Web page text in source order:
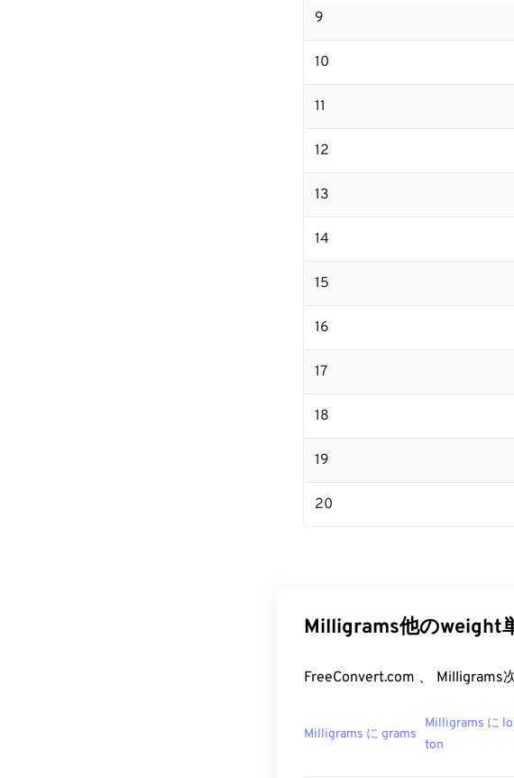
9
10
11
12
13
14
15
16
17
18
19
20
Milligrams他のweight
FreeConvert.com 、 Milligrams
Milligrams に grams
Milligrams に
ton